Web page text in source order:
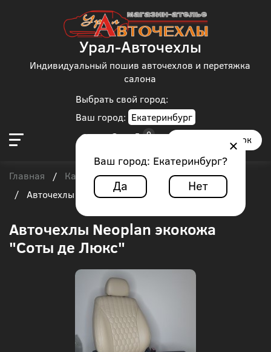
Выбрать свой город:
Ваш город: Екатеринбург
Ваш город: Екатеринбург?
Да Нет
Урал-Авточехлы
Индивидуальный пошив авточехлов и перетяжка
салона
Заказать звонок
Главная / Каталог чехлов / Автобус / Neoplan
/
Авточехлы Neoplan экокожа "Соты де Люкс"
Авточехлы Neoplan экокожа
"Соты де Люкс"